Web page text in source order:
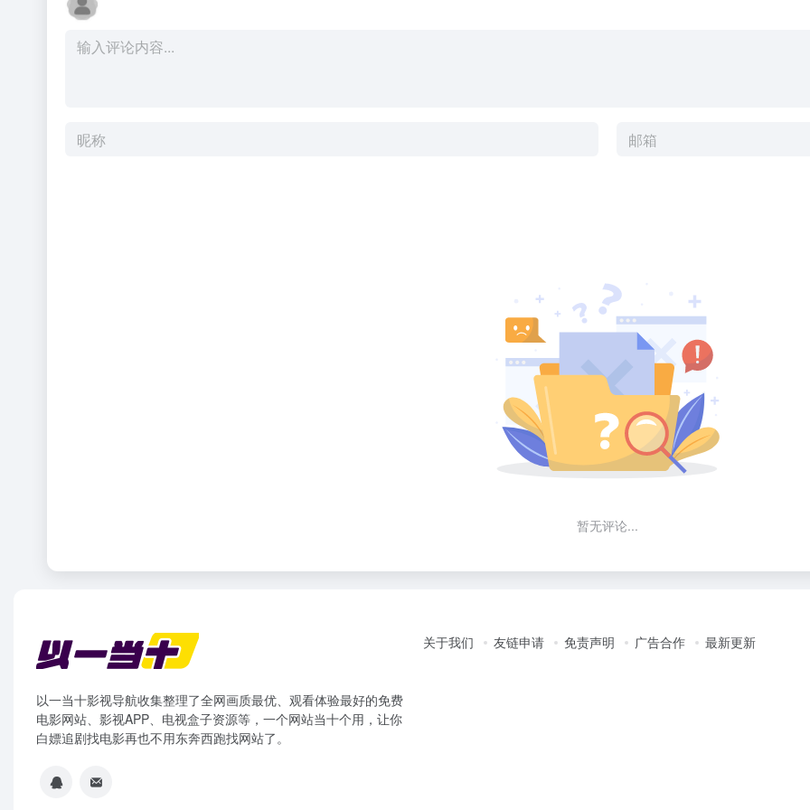
暂无评论...
以一当十影视导航收集整理了全网画质最优、观看体验最好的免费
电影网站、影视APP、电视盒子资源等，一个网站当十个用，让你
白嫖追剧找电影再也不用东奔西跑找网站了。
关于我们 友链申请 免责声明 广告合作 最新更新